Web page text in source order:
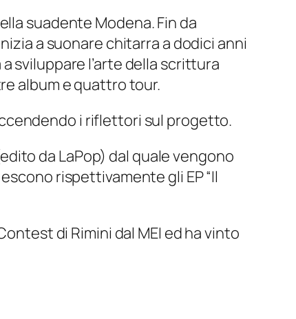
suadente Modena. Fin da
a suonare chitarra a dodici anni
sviluppare l’arte della scrittura
album e quattro tour.
i riflettori sul progetto.
da LaPop) dal quale vengono
rispettivamente gli EP “Il
di Rimini dal MEI ed ha vinto